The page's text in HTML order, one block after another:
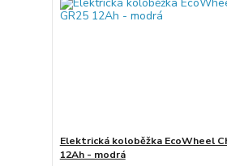
Elektrická koloběžka EcoWheel
12Ah - modrá